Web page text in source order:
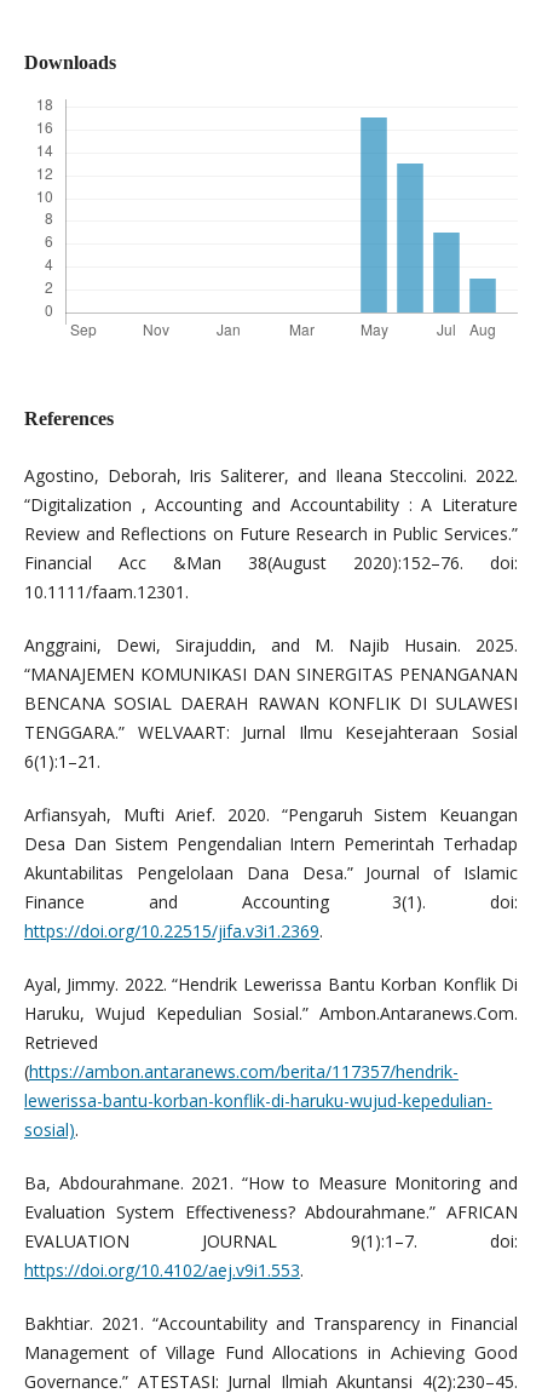
Downloads
References
Agostino, Deborah, Iris Saliterer, and Ileana Steccolini. 2022.
“Digitalization , Accounting and Accountability : A Literature
Review and Reflections on Future Research in Public Services.”
Financial Acc &Man 38(August 2020):152–76. doi:
10.1111/faam.12301.
Anggraini, Dewi, Sirajuddin, and M. Najib Husain. 2025.
“MANAJEMEN KOMUNIKASI DAN SINERGITAS PENANGANAN
BENCANA SOSIAL DAERAH RAWAN KONFLIK DI SULAWESI
TENGGARA.” WELVAART: Jurnal Ilmu Kesejahteraan Sosial
6(1):1–21.
Arfiansyah, Mufti Arief. 2020. “Pengaruh Sistem Keuangan
Desa Dan Sistem Pengendalian Intern Pemerintah Terhadap
Akuntabilitas Pengelolaan Dana Desa.” Journal of Islamic
Finance and Accounting 3(1). doi:
https://doi.org/10.22515/jifa.v3i1.2369.
Ayal, Jimmy. 2022. “Hendrik Lewerissa Bantu Korban Konflik Di
Haruku, Wujud Kepedulian Sosial.” Ambon.Antaranews.Com.
Retrieved
(https://ambon.antaranews.com/berita/117357/hendrik-
lewerissa-bantu-korban-konflik-di-haruku-wujud-kepedulian-
sosial).
Ba, Abdourahmane. 2021. “How to Measure Monitoring and
Evaluation System Effectiveness? Abdourahmane.” AFRICAN
EVALUATION JOURNAL 9(1):1–7. doi:
https://doi.org/10.4102/aej.v9i1.553.
Bakhtiar. 2021. “Accountability and Transparency in Financial
Management of Village Fund Allocations in Achieving Good
Governance.” ATESTASI: Jurnal Ilmiah Akuntansi 4(2):230–45.